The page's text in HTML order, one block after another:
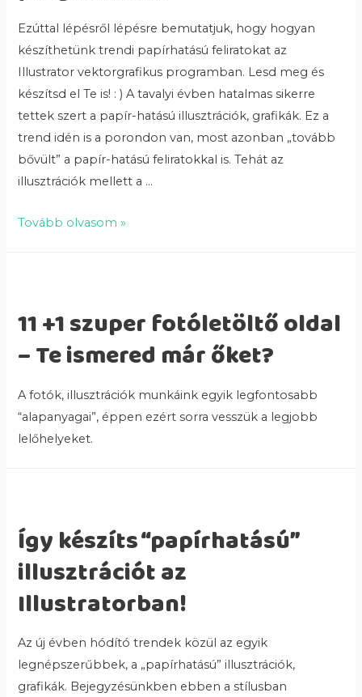
Ezúttal lépésről lépésre bemutatjuk, hogy hogyan
készíthetünk trendi papírhatású feliratokat az
Illustrator vektorgrafikus programban. Lesd meg és
készítsd el Te is! : ) A tavalyi évben hatalmas sikerre
tettek szert a papír-hatású illusztrációk, grafikák. Ez a
trend idén is a porondon van, most azonban „tovább
bővült” a papír-hatású feliratokkal is. Tehát az
illusztrációk mellett a …
Tovább olvasom »
11 +1 szuper fotóletöltő oldal
– Te ismered már őket?
A fotók, illusztrációk munkáink egyik legfontosabb
“alapanyagai”, éppen ezért sorra vesszük a legjobb
lelőhelyeket.
Így készíts “papírhatású”
illusztrációt az
Illustratorban!
Az új évben hódító trendek közül az egyik
legnépszerűbbek, a „papírhatású” illusztrációk,
grafikák. Bejegyzésünkben ebben a stílusban